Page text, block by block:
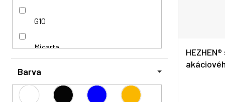
Barva
G10
Micarta
Olivové dřevo
Palisandr